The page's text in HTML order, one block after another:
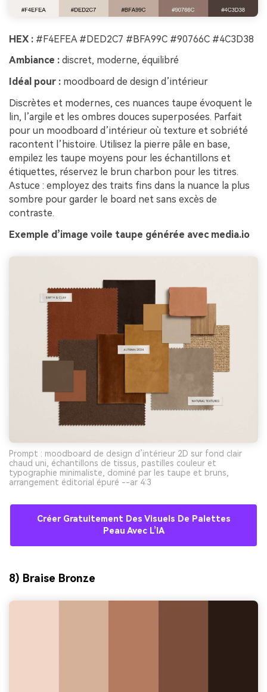
HEX : #F4EFEA #DED2C7 #BFA99C #90766C #4C3D38
Ambiance : discret, moderne, équilibré
Idéal pour : moodboard de design d’intérieur
Discrètes et modernes, ces nuances taupe évoquent le
lin, l’argile et les ombres douces superposées. Parfait
pour un moodboard d’intérieur où texture et sobriété
racontent l’histoire. Utilisez la pierre pâle en base,
empilez les taupe moyens pour les échantillons et
étiquettes, réservez le brun charbon pour les titres.
Astuce : employez des traits fins dans la nuance la plus
sombre pour garder le board net sans excès de
contraste.
Exemple d’image voile taupe générée avec media.io
Prompt : moodboard de design d’intérieur 2D sur fond clair
chaud uni, échantillons de tissus, pastilles couleur et
typographie minimaliste, dominé par les taupe et bruns,
arrangement éditorial épuré --ar 4:3
Créer Gratuitement Des Visuels De Palettes
Peau Avec L’IA
8) Braise Bronze